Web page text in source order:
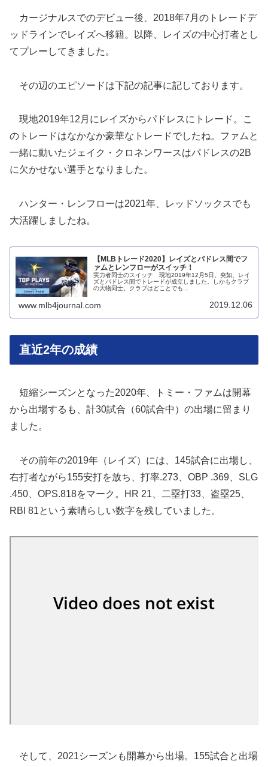
カージナルスでのデビュー後、2018年7月のトレードデ
ッドラインでレイズへ移籍。以降、レイズの中心打者とし
てプレーしてきました。
その辺のエピソードは下記の記事に記しております。
現地2019年12月にレイズからパドレスにトレード。こ
のトレードはなかなか豪華なトレードでしたね。ファムと
一緒に動いたジェイク・クロネンワースはパドレスの2B
に欠かせない選手となりました。
ハンター・レンフローは2021年、レッドソックスでも
大活躍しましたね。
【MLBトレード2020】レイズとパドレス間でフ
ァムとレンフローがスイッチ！
実力者同士のスイッチ 現地2019年12月5日、突如、レイ
ズとパドレス間でトレードが成立しました。しかもクラブ
の大物同士。クラブはどことでも...
www.mlb4journal.com 2019.12.06
直近2年の成績
短縮シーズンとなった2020年、トミー・ファムは開幕
から出場するも、計30試合（60試合中）の出場に留まり
ました。
その前年の2019年（レイズ）には、145試合に出場し、
右打者ながら155安打を放ち、打率.273、OBP .369、SLG
.450、OPS.818をマーク。HR 21、二塁打33、盗塁25、
RBI 81という素晴らしい数字を残していました。
そして、2021シーズンも開幕から出場。155試合と出場